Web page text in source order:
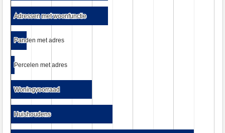
Adressen met woonfunctie
Adressen met woonfunctie
Panden met adres
Panden met adres
Percelen met adres
Percelen met adres
Woningvoorraad
Woningvoorraad
Huishoudens
Huishoudens